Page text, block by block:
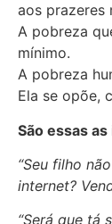
aos prazeres
A pobreza
mínimo.
A pobreza
Ela se opõe,
São essas
“Seu filho
internet?
“Será que tá